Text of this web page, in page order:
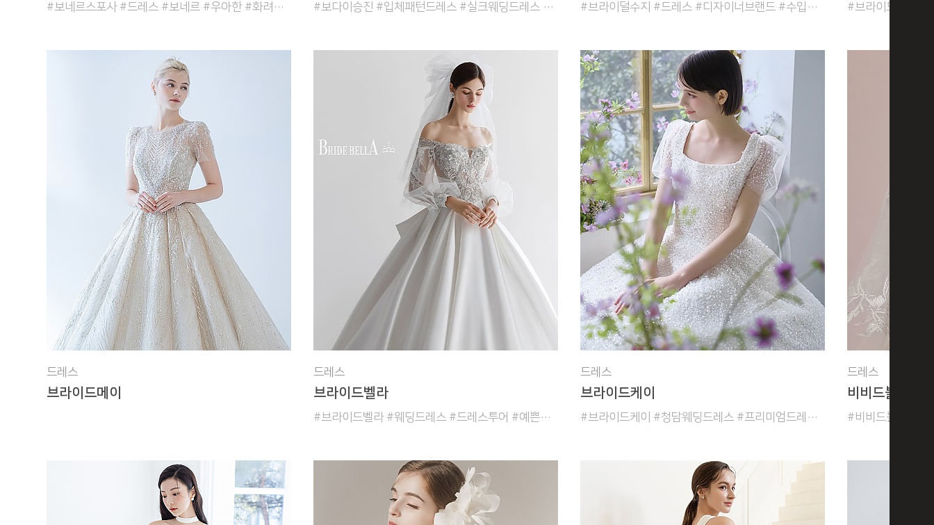
#보네르스포사 #드레스 #보네르 #우아한 #화려한 #공주풍 #여신스타일 #트렌디한 #비즈 #레이스 #국내드레스 #벨라인어울리는 #보다이승진 #입체패턴드레스 #실크웨딩드레스 #트렌디 #브라이덜수지 #드레스 #디자이너브랜드 #수입드레스 #촬영드레스 #본식드레스 #러블리 #심플한 #우아한 #유니크 #클래식 #화려한 #여신스타일 #청순한 #공주풍 #국내+수입라인 #브라이드로체 #
드레스
브라이드메이
드레스
브라이드벨라
#브라이드벨라 #웨딩드레스 #드레스투어 #예쁜드레스 #레이스드레스 #실크드레스 #가성비맛집 #가성비
드레스
브라이드케이
#브라이드케이 #청담웨딩드레스 #프리미엄드레스샵 #수입드레스 #자체제작 #디자이너드레스
드레스
비비드블랑